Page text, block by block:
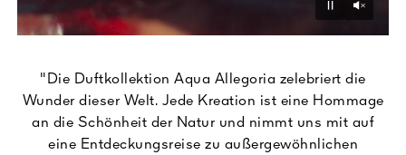
Pause
"Die Duftkollektion Aqua Allegoria zelebriert die
Wunder dieser Welt. Jede Kreation ist eine Hommage
an die Schönheit der Natur und nimmt uns mit auf
eine Entdeckungsreise zu außergewöhnlichen